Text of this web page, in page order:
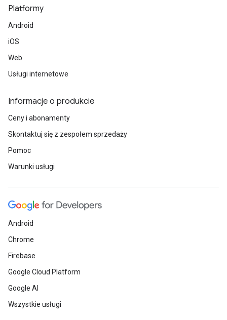
Platformy
Android
iOS
Web
Usługi internetowe
Informacje o produkcie
Ceny i abonamenty
Skontaktuj się z zespołem sprzedaży
Pomoc
Warunki usługi
Android
Chrome
Firebase
Google Cloud Platform
Google AI
Wszystkie usługi